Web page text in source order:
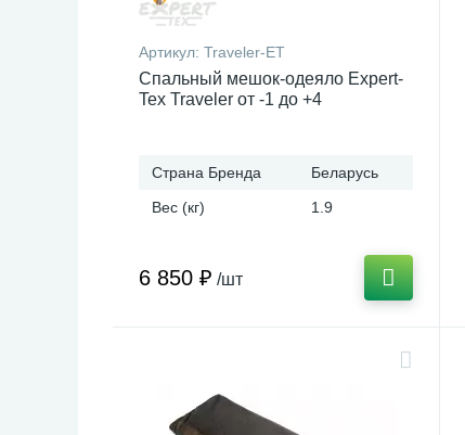
Артикул: Traveler-ET
Спальный мешок-одеяло Expert-
Tex Traveler от -1 до +4
Страна Бренда
Беларусь
Вес (кг)
1.9
6 850 ₽ /шт